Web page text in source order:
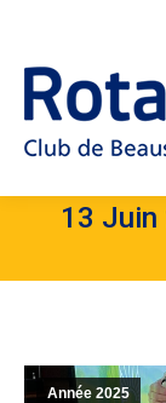
13
Année 2025